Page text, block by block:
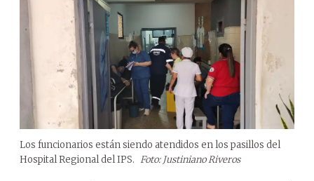
Los funcionarios están siendo atendidos en los pasillos del
Hospital Regional del IPS. Foto: Justiniano Riveros